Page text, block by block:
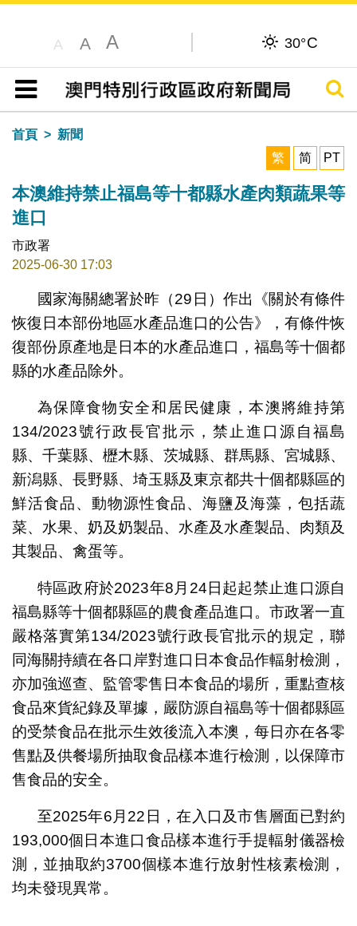
A A A 30°C
目錄
搜尋
首頁
新聞
繁
简 PT
本澳維持禁止福島等十都縣水產肉類蔬果等
進口
市政署
2025-06-30 17:03
國家海關總署於昨（29日）作出《關於有條件
恢復日本部份地區水產品進口的公告》，有條件恢
復部份原產地是日本的水產品進口，福島等十個都
縣的水產品除外。
為保障食物安全和居民健康，本澳將維持第
134/2023號行政長官批示，禁止進口源自福島
縣、千葉縣、櫪木縣、茨城縣、群馬縣、宮城縣、
新潟縣、長野縣、埼玉縣及東京都共十個都縣區的
鮮活食品、動物源性食品、海鹽及海藻，包括蔬
菜、水果、奶及奶製品、水產及水產製品、肉類及
其製品、禽蛋等。
特區政府於2023年8月24日起起禁止進口源自
福島縣等十個都縣區的農食產品進口。市政署一直
嚴格落實第134/2023號行政長官批示的規定，聯
同海關持續在各口岸對進口日本食品作輻射檢測，
亦加強巡查、監管零售日本食品的場所，重點查核
食品來貨紀錄及單據，嚴防源自福島等十個都縣區
的受禁食品在批示生效後流入本澳，每日亦在各零
售點及供餐場所抽取食品樣本進行檢測，以保障市
售食品的安全。
至2025年6月22日，在入口及市售層面已對約
193,000個日本進口食品樣本進行手提輻射儀器檢
測，並抽取約3700個樣本進行放射性核素檢測，
均未發現異常。